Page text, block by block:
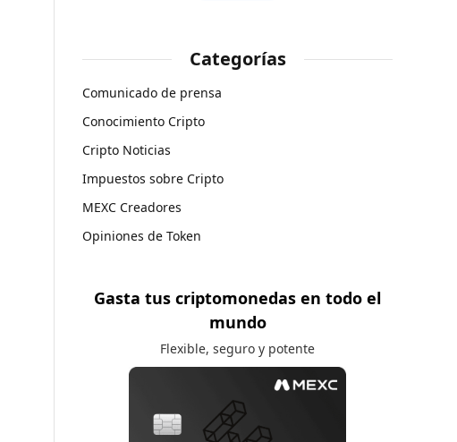
Categorías
Comunicado de prensa
Conocimiento Cripto
Cripto Noticias
Impuestos sobre Cripto
MEXC Creadores
Opiniones de Token
Gasta tus criptomonedas en todo el
mundo
Flexible, seguro y potente